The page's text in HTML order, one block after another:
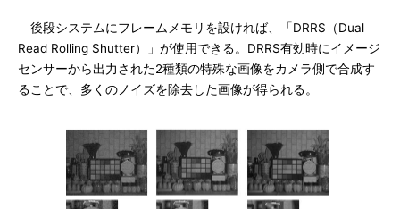
後段システムにフレームメモリを設ければ、「DRRS（Dual
Read Rolling Shutter）」が使用できる。DRRS有効時にイメージ
センサーから出力された2種類の特殊な画像をカメラ側で合成す
ることで、多くのノイズを除去した画像が得られる。